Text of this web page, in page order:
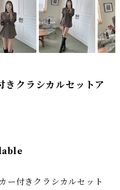
きクラシカルセットア
ー付きクラシカルセット